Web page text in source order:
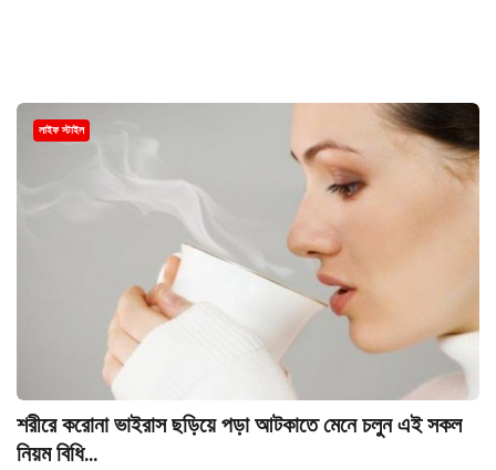
লাইফ স্টাইল
শরীরে করোনা ভাইরাস ছড়িয়ে পড়া আটকাতে মেনে চলুন এই সকল
নিয়ম বিধি...